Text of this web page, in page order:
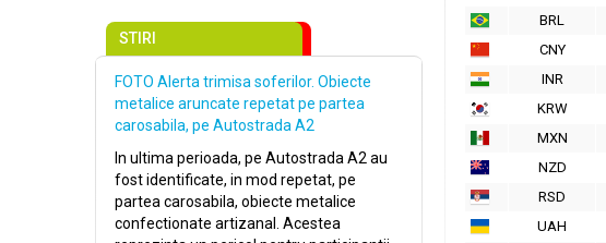
BRL
CNY
INR
KRW
MXN
NZD
RSD
UAH
STIRI
FOTO Alerta trimisa soferilor. Obiecte
metalice aruncate repetat pe partea
carosabila, pe Autostrada A2
In ultima perioada, pe Autostrada A2 au
fost identificate, in mod repetat, pe
partea carosabila, obiecte metalice
confectionate artizanal. Acestea